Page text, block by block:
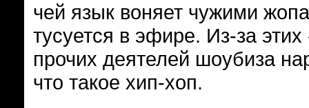
чей язык воняет чужими
тусуется в эфире. Из-за
прочих деятелей шоубиза
что такое хип-хоп.